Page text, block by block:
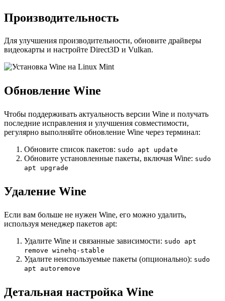
Производительность
Для улучшения производительности, обновите драйверы
видеокарты и настройте Direct3D и Vulkan.
Обновление Wine
Чтобы поддерживать актуальность версии Wine и получать
последние исправления и улучшения совместимости,
регулярно выполняйте обновление Wine через терминал:
Обновите список пакетов: sudo apt update
Обновите установленные пакеты, включая Wine: sudo
apt upgrade
Удаление Wine
Если вам больше не нужен Wine, его можно удалить,
используя менеджер пакетов apt:
Удалите Wine и связанные зависимости: sudo apt
remove winehq-stable
Удалите неиспользуемые пакеты (опционально): sudo
apt autoremove
Детальная настройка Wine